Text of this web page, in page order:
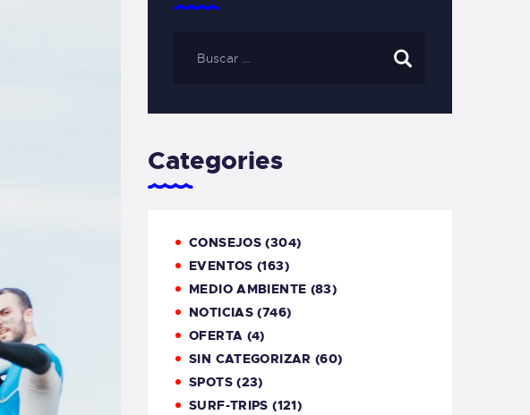
Categories
CONSEJOS (304)
EVENTOS (163)
MEDIO AMBIENTE (83)
NOTICIAS (746)
OFERTA (4)
SIN CATEGORIZAR (60)
SPOTS(23)
SURF-TRIPS (121)